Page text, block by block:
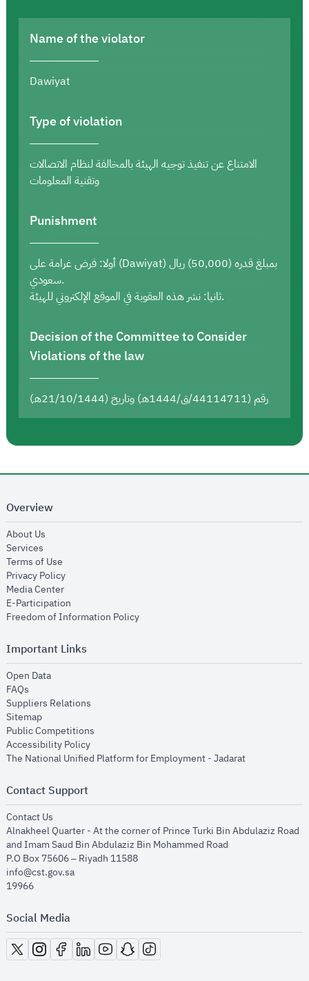
Name of the violator
Dawiyat
Type of violation
الامتناع عن تنفيذ توجيه الهيئة بالمخالفة لنظام الاتصالات
وتقنية المعلومات
Punishment
أولا: فرض غرامة على (Dawiyat) بمبلغ قدره (50,000) ريال
سعودي.
ثانيا: نشر هذه العقوبة في الموقع الإلكتروني للهيئة.
Decision of the Committee to Consider
Violations of the law
رقم (44114711/ق/1444هـ) وتاريخ (21/10/1444هـ)
Overview
About Us
Services
Terms of Use
Privacy Policyopens in new window
Media Centeropens in new window
E-Participation
Freedom of Information Policyopens in new window
Important Links
Open Dataopens in new window
FAQs
Suppliers Relations
Sitemapopens in new window
Public Competitions
Accessibility Policyopens in new window
The National Unified Platform for Employment - Jadaratopens in new
Contact Support
Contact Us
Alnakheel Quarter - At the corner of Prince Turki Bin Abdulaziz Road
and Imam Saud Bin Abdulaziz Bin Mohammed Road​
P.O Box 75606 – Riyadh 11588
info@cst.gov.sa
19966
Social Media
opens in new window
opens in new window
opens in new window
opens in new window
opens in new window
opens in new window
opens in new window